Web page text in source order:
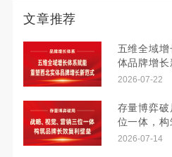
文章推荐
五维全域
体品牌增长
2026-07-22
存量博弈
位一体，
2026-07-14